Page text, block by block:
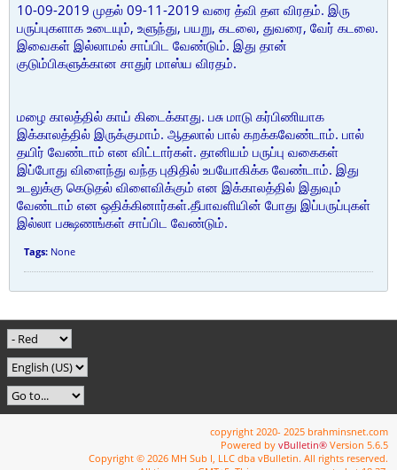
10-09-2019 முதல் 09-11-2019 வரை த்வி தள விரதம். இரு
பருப்புகளாக உடையும், உளுந்து, பயறு, கடலை, துவரை, வேர் கடலை.
இவைகள் இல்லாமல் சாப்பிட வேண்டும். இது தான்
குடும்பிகளுக்கான சாதுர் மாஸ்ய விரதம்.
மழை காலத்தில் காய் கிடைக்காது. பசு மாடு கர்பிணியாக
இக்காலத்தில் இருக்குமாம். ஆதலால் பால் கறக்கவேண்டாம். பால்
தயிர் வேண்டாம் என விட்டார்கள். தானியம் பருப்பு வகைகள்
இப்போது விளைந்து வந்த புதிதில் உபயோகிக்க வேண்டாம். இது
உடலுக்கு கெடுதல் விளைவிக்கும் என இக்காலத்தில் இதுவும்
வேண்டாம் என ஒதிக்கினார்கள்.தீபாவளியின் போது இப்பருப்புகள்
இல்லா பக்ஷணங்கள் சாப்பிட வேண்டும்.
Tags: None
copyright 2020- 2025 brahminsnet.com
Powered by vBulletin® Version 5.6.5
Copyright © 2026 MH Sub I, LLC dba vBulletin. All rights reserved.